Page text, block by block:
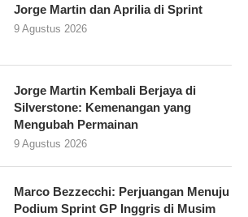
Jorge Martin dan Aprilia di Sprint
9 Agustus 2026
Jorge Martin Kembali Berjaya di
Silverstone: Kemenangan yang
Mengubah Permainan
9 Agustus 2026
Marco Bezzecchi: Perjuangan Menuju
Podium Sprint GP Inggris di Musim